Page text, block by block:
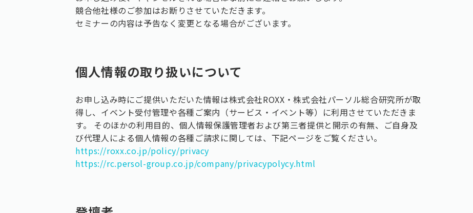
競合他社様のご参加はお断りさせていただきます。
セミナーの内容は予告なく変更となる場合がございます。
個人情報の取り扱いについて
お申し込み時にご提供いただいた情報は株式会社ROXX・株式会社パーソル総合研究所が取
得し、イベント受付管理や各種ご案内（サービス・イベント等）に利用させていただきま
す。 そのほかの利用目的、個人情報保護管理者および第三者提供と開示の有無、ご自身及
び代理人による個人情報の各種ご請求に関しては、下記ページをご覧ください。
https://roxx.co.jp/policy/privacy
https://rc.persol-group.co.jp/company/privacypolycy.html